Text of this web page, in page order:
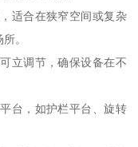
适合在狭窄空间或复杂
。
立调节，确保设备在不
台，如护栏平台、旋转